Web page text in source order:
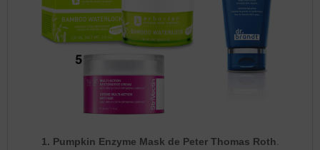
1. Pumpkin Enzyme Mask de Peter Thomas Roth.